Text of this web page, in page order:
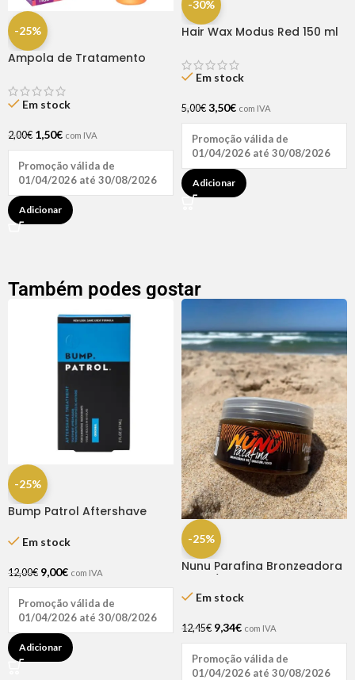
-25%
Ampola de Tratamento
Hair (1 UNIDADE)
Em stock
2,00€ 1,50€ com IVA
Promoção válida de
01/04/2026 até 30/08/2026
Adicionar
-30%
Hair Wax Modus Red 150 ml
Em stock
5,00€ 3,50€ com IVA
Promoção válida de
01/04/2026 até 30/08/2026
Adicionar
Também podes gostar
-25%
Bump Patrol Aftershave
Em stock
12,00€ 9,00€ com IVA
Promoção válida de
01/04/2026 até 30/08/2026
Adicionar
-25%
Nunu Parafina Bronzeadora
Em stock
12,45€ 9,34€ com IVA
Promoção válida de
01/04/2026 até 30/08/2026